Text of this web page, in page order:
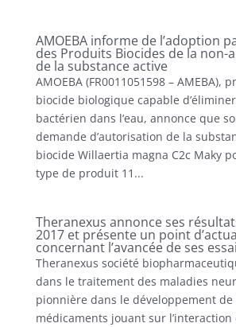
AMOEBA informe de l’adoption
des Produits Biocides de la non-
de la substance active
AMOEBA (FR0011051598 – AMEBA),
biocide biologique capable
bactérien dans l’eau, annonce que
demande d’autorisation de la
biocide Willaertia magna C2c Maky
type de produit 11...
Theranexus annonce ses
2017 et présente un point
concernant l’avancée de ses
Theranexus société
dans le traitement des maladies
pionnière dans le développement de
médicaments jouant sur